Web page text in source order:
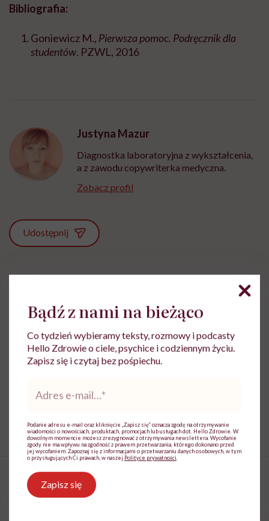
Bibliografia:
Goniewicz M., Pierwsza pomoc. Podręcznik dla
studentów. PZWL, 2016
Justyna Mazur
Diagnostka laboratoryjna z wykształcenia,
a z zawodu copywriterka medyczna.
Zobacz profil
Udostępnij
kontuzje Pierwsza pomoc
Treści zawarte w serwisie mają wyłącznie
problemów ze zdrowiem należy bezwzględnie
Bądź z nami na bieżąco
Co tydzień wybieramy teksty, rozmowy i podcasty
Hello Zdrowie o ciele, psychice i codziennym życiu.
Zapisz się i czytaj bez pośpiechu.
mail*
Podanie adresu e-mail oraz kliknięcie „Zapisz się” oznacza zgodę na otrzymywanie
wiadomości o nowościach, produktach, promocjach lub usługach dot. Hello Zdrowie. W
dowolnym momencie możesz zrezygnować z otrzymywania newslettera. Wycofanie
zgody nie ma wpływu na zgodność z prawem przetwarzania, którego dokonano przed
jej wycofaniem. Zapoznaj się z informacjami o przetwarzaniu danych osobowych, w tym
o przysługujących Ci prawach, w naszej Polityce prywatności
Zapisz się